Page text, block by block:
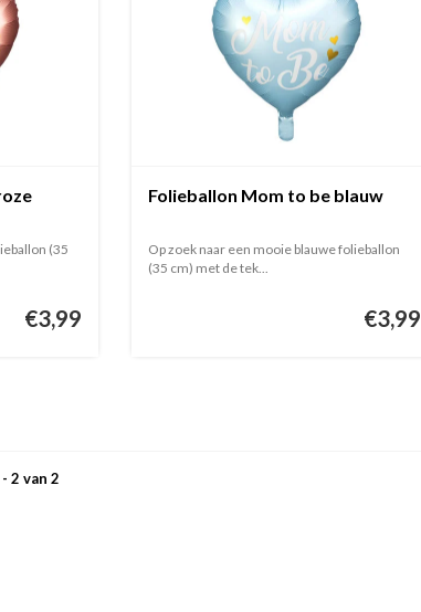
(35
€3,99
Folieballon Mom to be blauw
Op zoek naar een mooie blauwe folieballon
(35 cm) met de tek...
€3,99
2 van 2